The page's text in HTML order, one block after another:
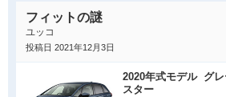
基本的に装備がシンプルです。内装のゴー
りません。基本プラスチックパーツででき
ったく気になりません。
フィットの謎
ユッコ
投稿日 2021年12月3日
2020年式モデル グ
スター